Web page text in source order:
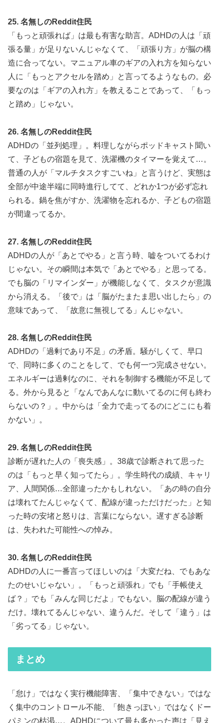
25. 名無しのReddit住民
「もっと頑張れば」は最も有害な助言。ADHDの人は「頑
張る量」が足りないんじゃなくて、「頑張り方」が脳の構
造に合ってない。マニュアル車のギアの入れ方を知らない
人に「もっとアクセルを踏め」と言ってるようなもの。必
要なのは「ギアの入れ方」を教えることであって、「もっ
と踏め」じゃない。
26. 名無しのReddit住民
ADHDの「並列処理」。料理しながらポッドキャスト聞い
て、子どもの宿題を見て、洗濯機のタイマーを覚えて…。
普通の人が「マルチタスクすごいね」と言うけど、実態は
全部が中途半端に同時進行してて、どれか1つが必ず忘れ
られる。鍋を焦がすか、洗濯物を忘れるか、子どもの宿題
が間違ってるか。
27. 名無しのReddit住民
ADHDの人が「あとでやる」と言う時、嘘をついてるわけ
じゃない。その瞬間は本気で「あとでやる」と思ってる。
でも脳の「リマインダー」が機能しなくて、タスクが意識
から消える。「後で」は「脳がたまたま思い出したら」の
意味であって、「故意に無視してる」んじゃない。
28. 名無しのReddit住民
ADHDの「過剰であり不足」の矛盾。騒がしくて、早口
で、同時に多くのことをして、でも何一つ完成させない。
エネルギーは過剰なのに、それを制御する機能が不足して
る。外から見ると「なんであんなに動いてるのに何も終わ
らないの？」。中からは「全力で走ってるのにどこにも着
かない」。
29. 名無しのReddit住民
診断が遅れた人の「喪失感」。38歳で診断されて思った
のは「もっと早く知ってたら」。学生時代の成績、キャリ
ア、人間関係…全部違ったかもしれない。「あの時の自分
は壊れてたんじゃなくて、配線が違っただけだった」と知
った時の安堵と怒りは、言葉にならない。遅すぎる診断
は、失われた可能性への悼み。
30. 名無しのReddit住民
ADHDの人に一番言ってほしいのは「大変だね、でもあな
たのせいじゃない」。「もっと頑張れ」でも「手帳使え
ば？」でも「みんな同じだよ」でもない。脳の配線が違う
だけ。壊れてるんじゃない、違うんだ。そして「違う」は
「劣ってる」じゃない。
まとめ
「怠け」ではなく実行機能障害、「集中できない」ではな
く集中のコントロール不能、「飽きっぽい」ではなくドー
パミンの枯渇…。ADHDについて最も多かった声は「見え